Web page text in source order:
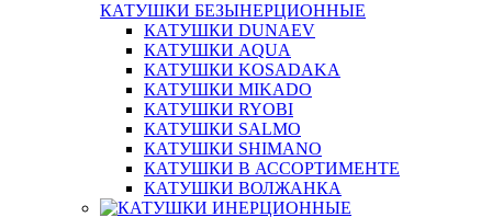
КАТУШКИ БЕЗЫНЕРЦИОННЫЕ
КАТУШКИ DUNAEV
КАТУШКИ AQUA
КАТУШКИ KOSADAKA
КАТУШКИ MIKADO
КАТУШКИ RYOBI
КАТУШКИ SALMO
КАТУШКИ SHIMANO
КАТУШКИ В АССОРТИМЕНТЕ
КАТУШКИ ВОЛЖАНКА